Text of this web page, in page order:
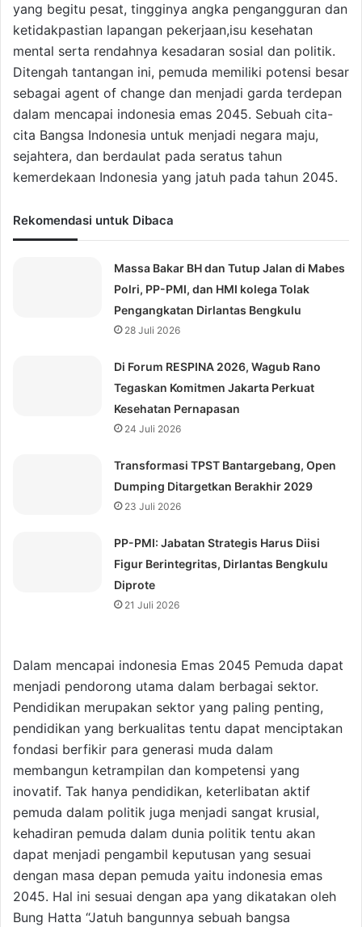
yang begitu pesat, tingginya angka pengangguran dan
ketidakpastian lapangan pekerjaan,isu kesehatan
mental serta rendahnya kesadaran sosial dan politik.
Ditengah tantangan ini, pemuda memiliki potensi besar
sebagai agent of change dan menjadi garda terdepan
dalam mencapai indonesia emas 2045. Sebuah cita-
cita Bangsa Indonesia untuk menjadi negara maju,
sejahtera, dan berdaulat pada seratus tahun
kemerdekaan Indonesia yang jatuh pada tahun 2045.
Rekomendasi untuk Dibaca
Massa Bakar BH dan Tutup Jalan di Mabes
Polri, PP-PMI, dan HMI kolega Tolak
Pengangkatan Dirlantas Bengkulu
28 Juli 2026
Di Forum RESPINA 2026, Wagub Rano
Tegaskan Komitmen Jakarta Perkuat
Kesehatan Pernapasan
24 Juli 2026
Transformasi TPST Bantargebang, Open
Dumping Ditargetkan Berakhir 2029
23 Juli 2026
⁠PP-PMI: Jabatan Strategis Harus Diisi
Figur Berintegritas, Dirlantas Bengkulu
Diprote
21 Juli 2026
Dalam mencapai indonesia Emas 2045 Pemuda dapat
menjadi pendorong utama dalam berbagai sektor.
Pendidikan merupakan sektor yang paling penting,
pendidikan yang berkualitas tentu dapat menciptakan
fondasi berfikir para generasi muda dalam
membangun ketrampilan dan kompetensi yang
inovatif. Tak hanya pendidikan, keterlibatan aktif
pemuda dalam politik juga menjadi sangat krusial,
kehadiran pemuda dalam dunia politik tentu akan
dapat menjadi pengambil keputusan yang sesuai
dengan masa depan pemuda yaitu indonesia emas
2045. Hal ini sesuai dengan apa yang dikatakan oleh
Bung Hatta “Jatuh bangunnya sebuah bangsa